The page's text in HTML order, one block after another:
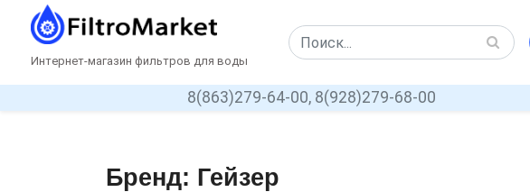
Интернет-магазин фильтров для воды
8(863)279-64-00, 8(928)279-68-00
Бренд: Гейзер